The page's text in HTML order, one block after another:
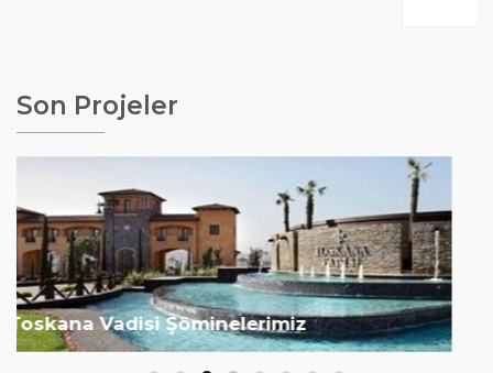
Son Projeler
Mesa Nurol Yeşilyaka Şöminelerimiz